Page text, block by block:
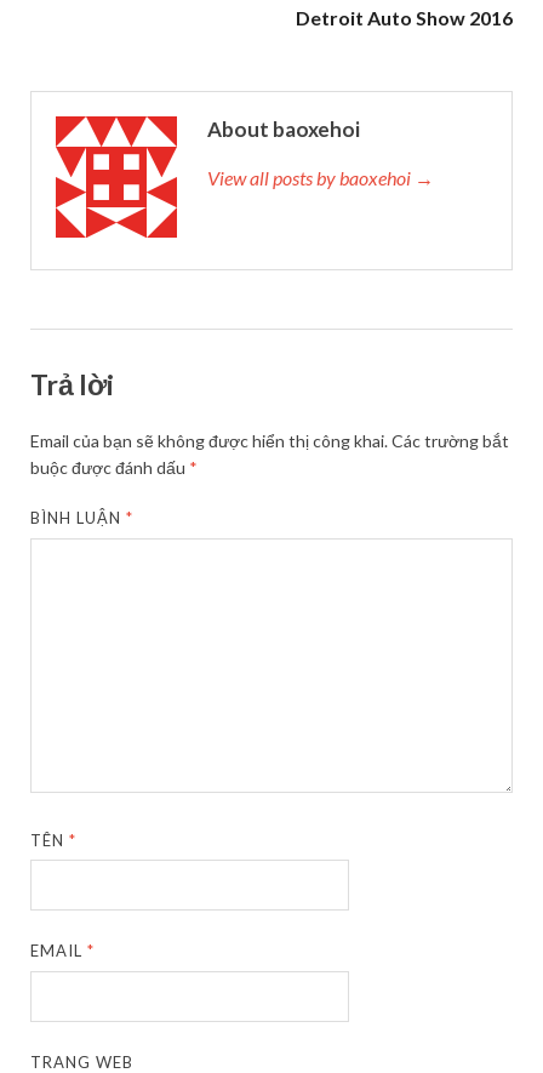
Detroit Auto Show 2016
About baoxehoi
View all posts by baoxehoi →
Trả lời
Email của bạn sẽ không được hiển thị công khai.Các trường bắt
buộc được đánh dấu *
BÌNH LUẬN*
TÊN*
EMAIL*
TRANG WEB